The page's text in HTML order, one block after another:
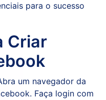
para o sucesso
Criar
um navegador da
Faça login com